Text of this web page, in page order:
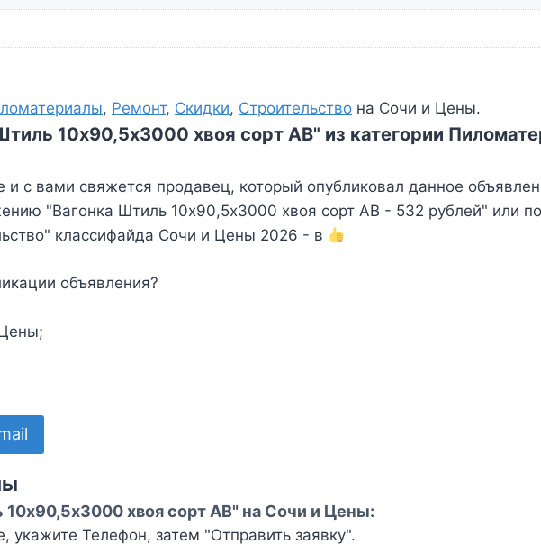
, Ремонт, Скидки, Строительство на Сочи и Цены.
10х90,5х3000 хвоя сорт АВ" из категории
и с вами свяжется продавец, который опубликовал данное
"Вагонка Штиль 10х90,5х3000 хвоя сорт АВ - 532 рублей" или
классифайда Сочи и Цены 2026 - в
объявления?
10х90,5х3000 хвоя сорт АВ" на Сочи и Цены:
укажите Телефон, затем "Отправить заявку".